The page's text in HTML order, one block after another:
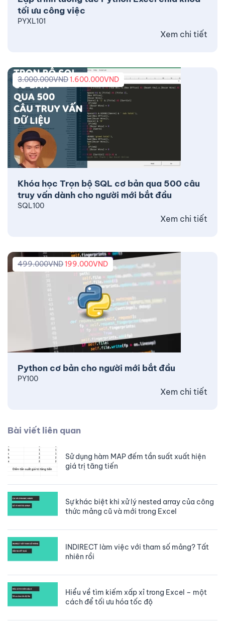
tối ưu công việc
PYXL101
Xem chi tiết
Khóa học Trọn bộ SQL cơ bản qua 500 câu
truy vấn dành cho người mới bắt đầu
3.000.000VND1.600.000VND
SQL100
Xem chi tiết
Python cơ bản cho người mới bắt đầu
499.000VND199.000VND
PY100
Xem chi tiết
Bài viết liên quan
Sử dụng hàm MAP đếm tần suất xuất hiện
giá trị tăng tiến
Sự khác biệt khi xử lý nested array của công
thức mảng cũ và mới trong Excel
INDIRECT làm việc với tham số mảng? Tất
nhiên rồi
Hiểu về tìm kiếm xấp xỉ trong Excel – một
cách để tối ưu hóa tốc độ